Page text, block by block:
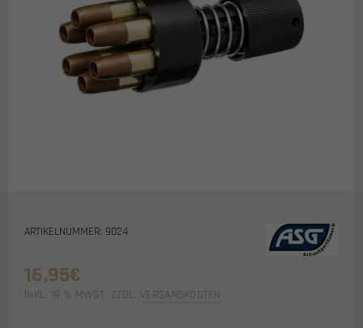
ARTIKELNUMMER: 9024
16,95€
INKL. 19 % MWST. ZZGL. VERSANDKOSTEN